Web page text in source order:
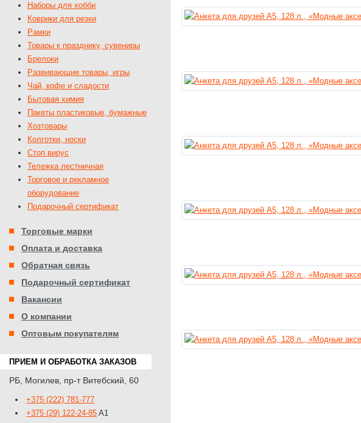
Наборы для хобби
Коврики для резки
Рамки
Товары к празднику, сувениры
Брелоки
Развивающие товары, игры
Чай, кофе и сладости
Бытовая химия
Пакеты пластиковые, бумажные
Хозтовары
Колготки, носки
Стоп вирус
Тележка лестничная
Торговое и рекламное
оборудование
Подарочный сертификат
Торговые марки
Оплата и доставка
Обратная связь
Подарочный сертификат
Вакансии
О компании
Оптовым покупателям
ПРИЕМ И ОБРАБОТКА ЗАКАЗОВ
РБ Могилев пр-т Витебский, 60
+375 (222) 781-777
+375 (29) 122-24-85 A1